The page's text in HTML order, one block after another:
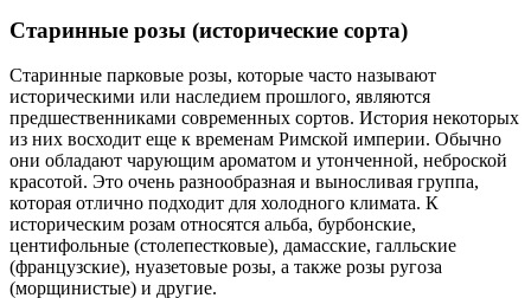
Старинные розы (исторические сорта)
Старинные парковые розы, которые часто называют
историческими или наследием прошлого, являются
предшественниками современных сортов. История некоторых
из них восходит еще к временам Римской империи. Обычно
они обладают чарующим ароматом и утонченной, неброской
красотой. Это очень разнообразная и выносливая группа,
которая отлично подходит для холодного климата. К
историческим розам относятся альба, бурбонские,
центифольные (столепестковые), дамасские, галльские
(французские), нуазетовые розы, а также розы ругоза
(морщинистые) и другие.